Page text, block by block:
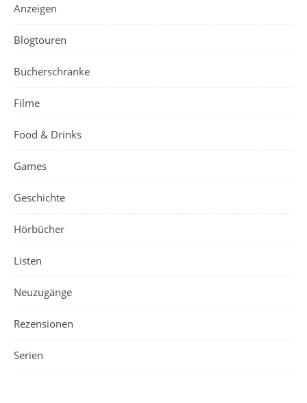
Anzeigen
Blogtouren
Bücherschränke
Filme
Food & Drinks
Games
Geschichte
Hörbücher
Listen
Neuzugänge
Rezensionen
Serien